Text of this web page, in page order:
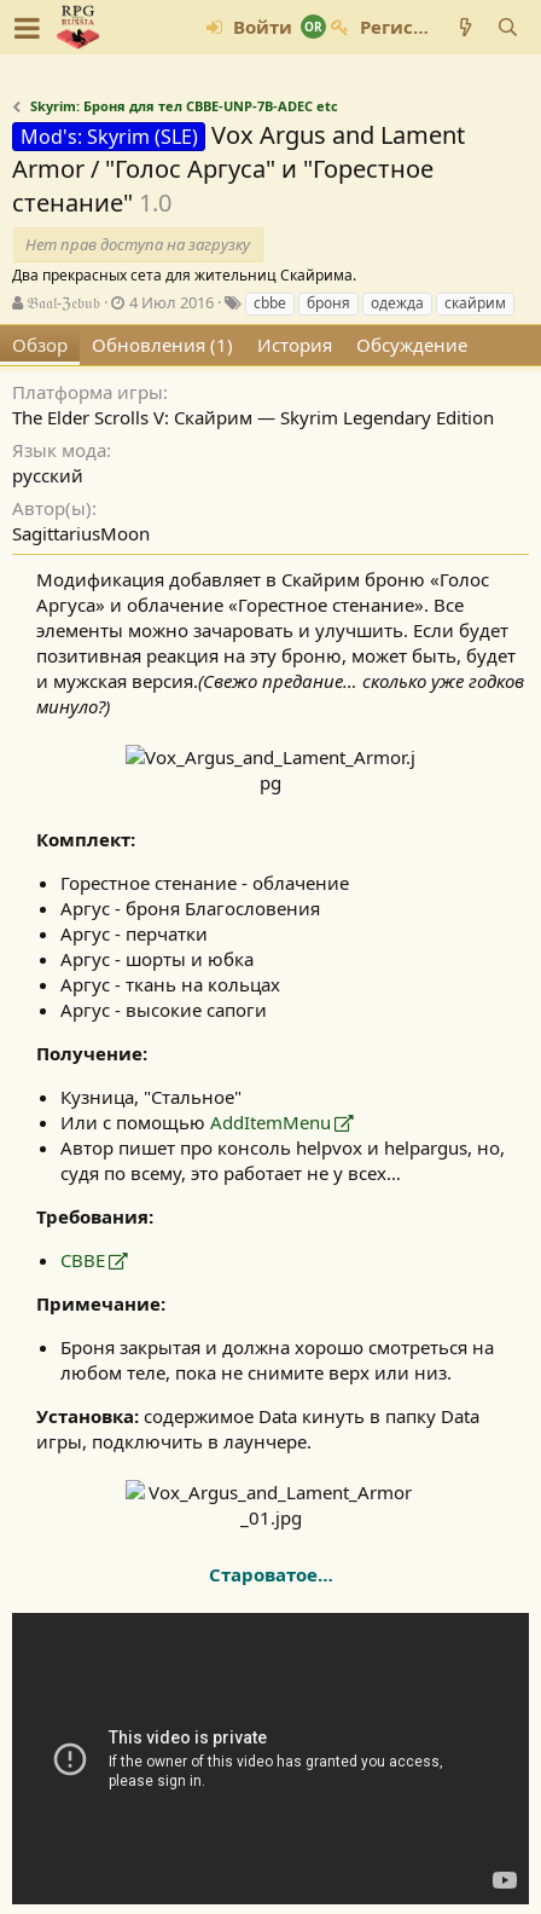
Войти Регистрация
Skyrim: Броня для тел CBBE-UNP-7B-ADEC etc
Mod's: Skyrim (SLE) Vox Argus and Lament
Armor / "Голос Аргуса" и "Горестное
стенание" 1.0
Нет прав доступа на загрузку
Два прекрасных сета для жительниц Скайрима.
А
в
т
о
р
𝔅𝔞𝔞𝔩-ℨ𝔢𝔟𝔲𝔟
Д
а
т
а
с
о
я
4 Июл 2016
е
и
cbbe броня одежда скайрим
Обзор Обновления (1) История
Обсуждение
Платформа игры
The Elder Scrolls V: Скайрим — Skyrim Legendary Edition
Язык мода
русский
Автор(ы)
SagittariusMoon
Модификация добавляет в Скайрим броню «Голос
Аргуса» и облачение «Горестное стенание». Все
элементы можно зачаровать и улучшить. Если будет
позитивная реакция на эту броню, может быть, будет
и мужская версия.(Свежо предание… сколько уже годков
минуло?)
Комплект:
Горестное стенание - облачение
Аргус - броня Благословения
Аргус - перчатки
Аргус - шорты и юбка
Аргус - ткань на кольцах
Аргус - высокие сапоги
Получение:
Кузница, "Стальное"
Или с помощью AddItemMenu
Автор пишет про консоль helpvox и helpargus, но,
судя по всему, это работает не у всех…
Требования:
CBBE
Примечание:
Броня закрытая и должна хорошо смотреться на
любом теле, пока не снимите верх или низ.
Установка: содержимое Data кинуть в папку Data
игры, подключить в лаунчере.​
Староватое…